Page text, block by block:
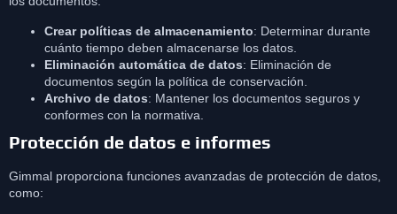
Crear políticas de almacenamiento: Determinar durante
cuánto tiempo deben almacenarse los datos.
Eliminación automática de datos: Eliminación de
documentos según la política de conservación.
Archivo de datos: Mantener los documentos seguros y
conformes con la normativa.
Protección de datos e informes
Gimmal proporciona funciones avanzadas de protección de datos,
como: